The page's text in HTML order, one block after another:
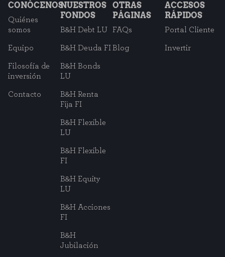
CONÓCENOS
Quiénes
somos
Equipo
Filosofía de
inversión
Contacto
NUESTROS
FONDOS
B&H Debt LU
B&H Deuda FI
B&H Bonds
LU
B&H Renta
Fija FI
B&H Flexible
LU
B&H Flexible
FI
B&H Equity
LU
B&H Acciones
FI
B&H
Jubilación
OTRAS
PÁGINAS
FAQs
Blog
ACCESOS
RÁPIDOS
Portal Cliente
Invertir